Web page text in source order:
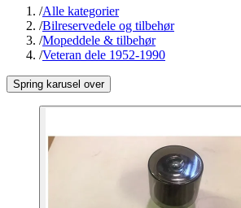
/Alle kategorier
/Bilreservedele og tilbehør
/Mopeddele & tilbehør
/Veteran dele 1952-1990
Spring karusel over